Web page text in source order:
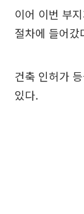
이어 이번 부
절차에 들어갔
건축 인허가
있다.